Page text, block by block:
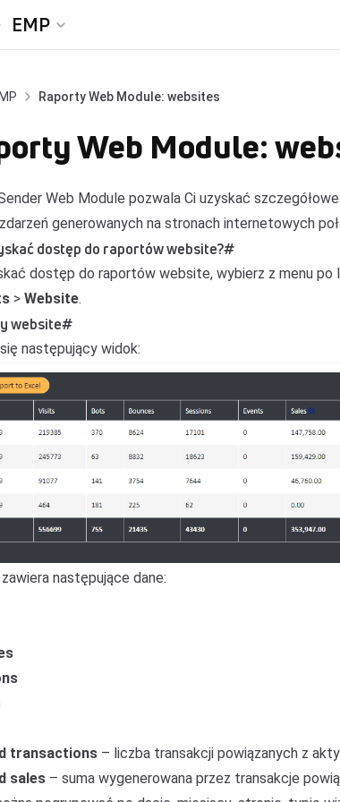
EMP
Raporty Web Module: websites
Web Module:
Web Module pozwala Ci uzyskać
generowanych na stronach internetowych
dostęp do raportów website?#
dostęp do raportów website, wybierz z menu po
> Website.
website#
następujący widok:
następujące dane:
transactions – liczba transakcji powiązanych z
sales – suma wygenerowana przez transakcje